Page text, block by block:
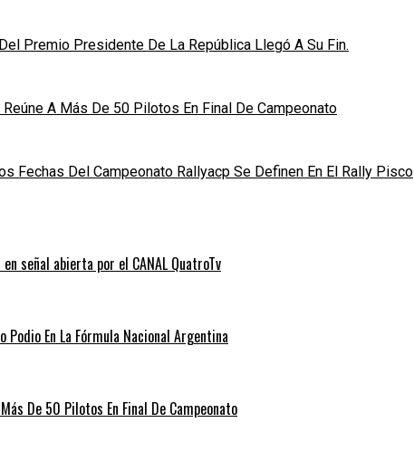
Premio Presidente De La República Llegó A Su Fin.
A Más De 50 Pilotos En Final De Campeonato
Fechas Del Campeonato Rallyacp Se Definen En El Rally Pisco
señal abierta por el CANAL QuatroTv
Podio En La Fórmula Nacional Argentina
De 50 Pilotos En Final De Campeonato